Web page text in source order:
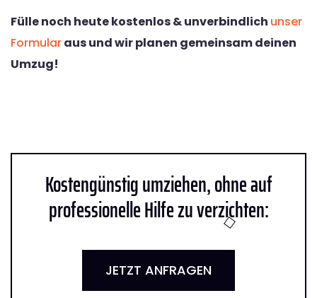
Fülle noch heute kostenlos & unverbindlich unser
Formularaus und wir planen gemeinsam deinen
Umzug!
Kostengünstig umziehen, ohne auf
professionelle Hilfe zu verzichten:
JETZT ANFRAGEN